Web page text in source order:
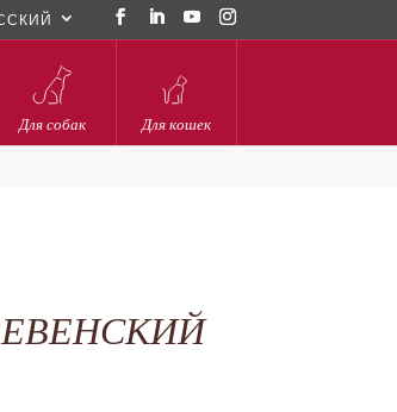
Для собак Для кошек